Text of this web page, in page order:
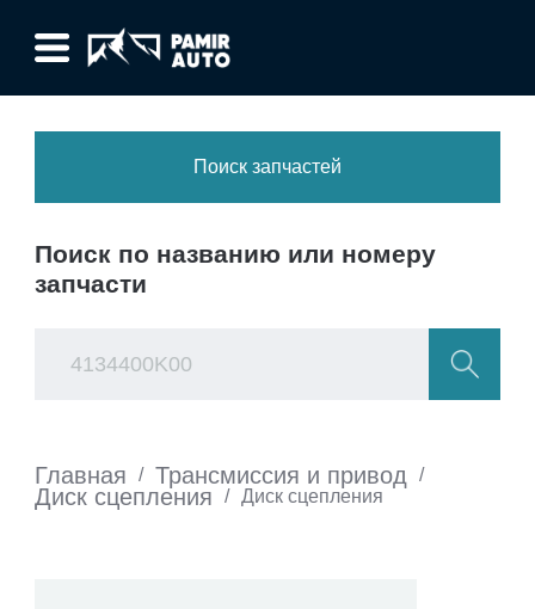
Поиск запчастей
Поиск по названию или номеру
запчасти
Главная / Трансмиссия и привод /
Диск сцепления / Диск сцепления